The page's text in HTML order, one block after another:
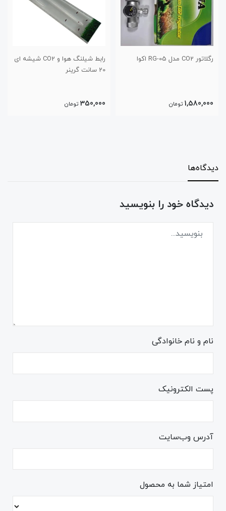
رابط شیلنگ هوا و CO2 شیشه ای
350,000
رابط شلنگ هوا آکواریوم گرینر
مدل J-10
250,000
دیدگاه‌ها
دیدگاه خود را بنویسید
نام و نام خانوادگی
پست الکترونیک
آدرس وب‌سایت
امتیاز شما به محصول